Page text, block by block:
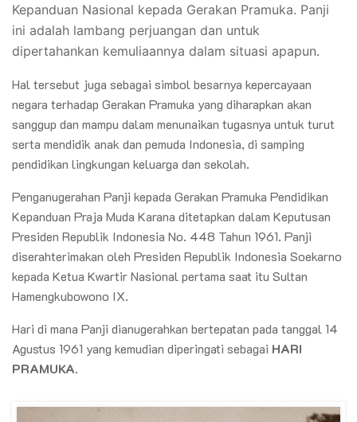
Kepanduan Nasional kepada Gerakan Pramuka. Panji
ini adalah lambang perjuangan dan untuk
dipertahankan kemuliaannya dalam situasi apapun.
Hal tersebut juga sebagai simbol besarnya kepercayaan
negara terhadap Gerakan Pramuka yang diharapkan akan
sanggup dan mampu dalam menunaikan tugasnya untuk turut
serta mendidik anak dan pemuda Indonesia, di samping
pendidikan lingkungan keluarga dan sekolah.
Penganugerahan Panji kepada Gerakan Pramuka Pendidikan
Kepanduan Praja Muda Karana ditetapkan dalam Keputusan
Presiden Republik Indonesia No. 448 Tahun 1961. Panji
diserahterimakan oleh Presiden Republik Indonesia Soekarno
kepada Ketua Kwartir Nasional pertama saat itu Sultan
Hamengkubowono IX.
Hari di mana Panji dianugerahkan bertepatan pada tanggal 14
Agustus 1961 yang kemudian diperingati sebagai HARI
PRAMUKA.